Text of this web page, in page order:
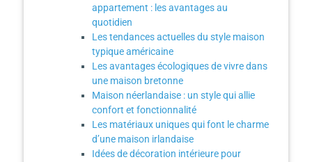
appartement : les avantages au
quotidien
Les tendances actuelles du style maison
typique américaine
Les avantages écologiques de vivre dans
une maison bretonne
Maison néerlandaise : un style qui allie
confort et fonctionnalité
Les matériaux uniques qui font le charme
d’une maison irlandaise
Idées de décoration intérieure pour